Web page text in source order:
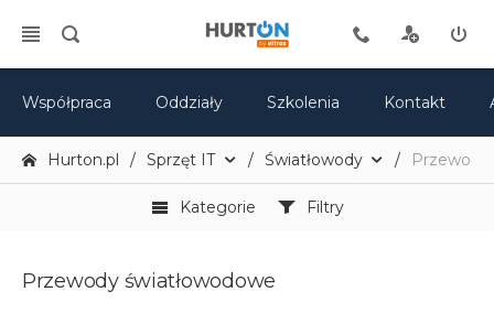
Współpraca Oddziały Szkolenia Kontakt
Hurton.pl Sprzęt IT Światłowody Przewody
Kategorie Filtry
Przewody światłowodowe